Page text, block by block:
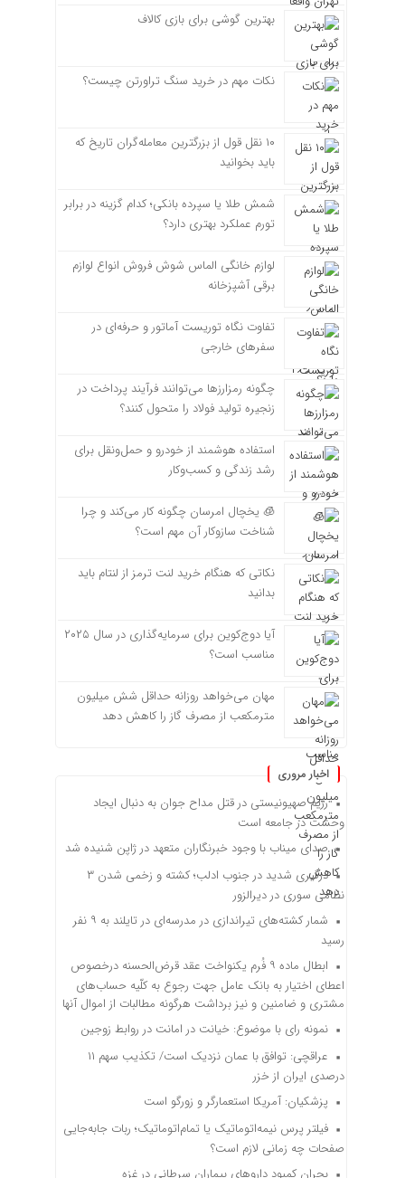
بهترین گوشی برای بازی کالاف
نکات مهم در خرید سنگ تراورتن چیست؟
۱۰ نقل قول از بزرگترین معامله‌گران تاریخ که
باید بخوانید
شمش طلا یا سپرده بانکی؛ کدام گزینه در برابر
تورم عملکرد بهتری دارد؟
لوازم خانگی الماس شوش فروش انواع لوازم
برقی آشپزخانه
تفاوت نگاه توریست آماتور و حرفه‌ای در
سفرهای خارجی
چگونه رمزارزها می‌توانند فرآیند پرداخت در
زنجیره تولید فولاد را متحول کنند؟
استفاده هوشمند از خودرو و حمل‌ونقل برای
رشد زندگی و کسب‌وکار
🧊 یخچال امرسان چگونه کار می‌کند و چرا
شناخت سازوکار آن مهم است؟
نکاتی که هنگام خرید لنت ترمز از لنتام باید
بدانید
آیا دوج‌کوین برای سرمایه‌گذاری در سال ۲۰۲۵
مناسب است؟
مهان می‌خواهد روزانه حداقل شش میلیون
مترمکعب از مصرف گاز را کاهش دهد
اخبار مروری
رژیم صهیونیستی در قتل مداح جوان به دنبال ایجاد
وحشت در جامعه است
صدای میناب با وجود خبرنگاران متعهد در ژاپن شنیده شد
درگیری شدید در جنوب ادلب؛ کشته و زخمی شدن ۳
نظامی سوری در دیرالزور
شمار کشته‌های تیراندازی در مدرسه‌ای در تایلند به ۹ نفر
رسید
ابطال ماده ۹ فُرم یکنواخت عقد قرض‌الحسنه درخصوص
اعطای اختیار به بانک عامل جهت رجوع به کلّیه حساب‌های
مشتری و ضامنین و نیز برداشت هرگونه مطالبات از اموال آنها
نمونه رای با موضوع: خیانت در امانت در روابط زوجین
عراقچی: توافق با عمان نزدیک است/ تکذیب سهم ۱۱
درصدی ایران از خزر
پزشکیان: آمریکا استعمارگر و زورگو است
فیلتر پرس نیمه‌اتوماتیک یا تمام‌اتوماتیک؛ ربات جابه‌جایی
صفحات چه زمانی لازم است؟
بحران کمبود دارو‌های بیماران سرطانی در غزه